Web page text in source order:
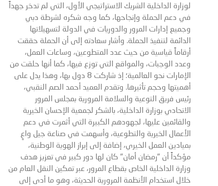
لوزارة الداخلية الشريك الاستراتيجي الأول، التي لم تدخر جهداً
في دعم الحملة وإنجاحها، كما وجه شكره لشرطة دبي
وجميع إدارات المرور والدوريات في الدولة لتسهيلاتها
الدائمة لتنفيذ الحملة. وأشار سعادته إلى أن الحملة حققت
أرقاماً قياسية من حيث عدد المتطوعين، وساعات العمل،
وعدد الوجبات، والمواقع التي توزع فيها، كما أنها حلقت من
الإمارات نحو العالمية؛ إذ شاركت 8 دول بها، وهذا يدل على
أهميتها وحجم تأثيرها. وتقدم العميد أحمد الصم النقبي،
رئيس فريق التوعية والسلامة المرورية بمجلس المرور
الاتحادي بوزارة الداخلية، بالشكر لجمعية الإحسان الخيرية
والقائمين عليها، لجهودهم الكبيرة التي أثمرت في دعم
الأعمال الخيرية والتطوعية، وأسهمت في صناعة جيل واعٍ
بميادين العمل الخيري، إضافة إلى إبراز الهوية الوطنية،
مؤكداً أن "رمضان أمان" كان لها دور كبير في تعزيز هدف
وزارة الداخلية الخاص بقطاع المرور، عبر تمكين النقل العام من
خلال استخدام الأنظمة المرورية الحديثة، وهو ما أدى إلى